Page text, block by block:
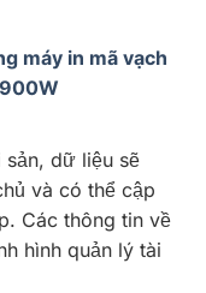
máy in mã vạch
dữ liệu sẽ
và có thể cập
Các thông tin về
hình quản lý tài